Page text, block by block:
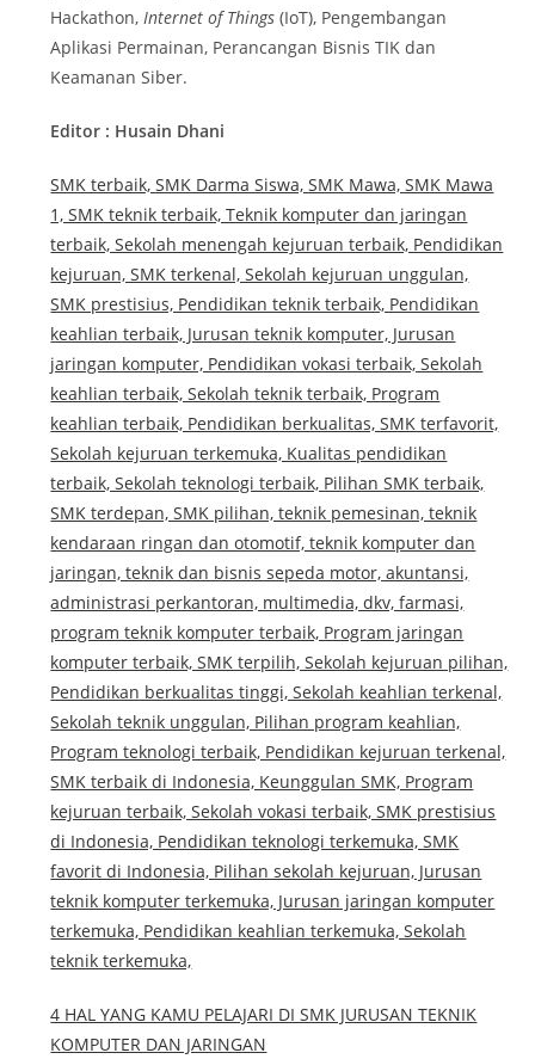
Hackathon, Internet of Things (IoT), Pengembangan
Aplikasi Permainan, Perancangan Bisnis TIK dan
Keamanan Siber.
Editor : Husain Dhani
SMK terbaik, SMK Darma Siswa, SMK Mawa, SMK Mawa
1, SMK teknik terbaik, Teknik komputer dan jaringan
terbaik, Sekolah menengah kejuruan terbaik, Pendidikan
kejuruan, SMK terkenal, Sekolah kejuruan unggulan,
SMK prestisius, Pendidikan teknik terbaik, Pendidikan
keahlian terbaik, Jurusan teknik komputer, Jurusan
jaringan komputer, Pendidikan vokasi terbaik, Sekolah
keahlian terbaik, Sekolah teknik terbaik, Program
keahlian terbaik, Pendidikan berkualitas, SMK terfavorit,
Sekolah kejuruan terkemuka, Kualitas pendidikan
terbaik, Sekolah teknologi terbaik, Pilihan SMK terbaik,
SMK terdepan, SMK pilihan, teknik pemesinan, teknik
kendaraan ringan dan otomotif, teknik komputer dan
jaringan, teknik dan bisnis sepeda motor, akuntansi,
administrasi perkantoran, multimedia, dkv, farmasi,
program teknik komputer terbaik, Program jaringan
komputer terbaik, SMK terpilih, Sekolah kejuruan pilihan,
Pendidikan berkualitas tinggi, Sekolah keahlian terkenal,
Sekolah teknik unggulan, Pilihan program keahlian,
Program teknologi terbaik, Pendidikan kejuruan terkenal,
SMK terbaik di Indonesia, Keunggulan SMK, Program
kejuruan terbaik, Sekolah vokasi terbaik, SMK prestisius
di Indonesia, Pendidikan teknologi terkemuka, SMK
favorit di Indonesia, Pilihan sekolah kejuruan, Jurusan
teknik komputer terkemuka, Jurusan jaringan komputer
terkemuka, Pendidikan keahlian terkemuka, Sekolah
teknik terkemuka,
4 HAL YANG KAMU PELAJARI DI SMK JURUSAN TEKNIK
KOMPUTER DAN JARINGAN